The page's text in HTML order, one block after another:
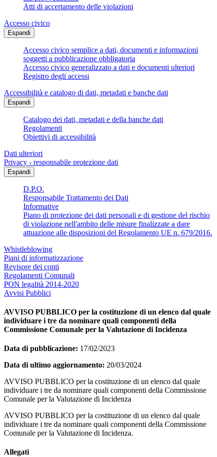
Atti di accertamento delle violazioni
Accesso civico
Espandi
Accesso civico semplice a dati, documenti e informazioni
soggetti a pubblicazione obbligatoria
Accesso civico generalizzato a dati e documenti ulteriori
Registro degli accessi
Accessibilità e catalogo di dati, metadati e banche dati
Espandi
Catalogo dei dati, metadati e della banche dati
Regolamenti
Obiettivi di accessibilità
Dati ulteriori
Privacy - responsabile protezione dati
Espandi
D.P.O.
Responsabile Trattamento dei Dati
Informative
Piano di protezione dei dati personali e di gestione del rischio
di violazione nell'ambito delle misure finalizzate a dare
attuazione alle disposizioni del Regolamento UE n. 679/2016.
Whistleblowing
Piani di informatizzazione
Revisore dei conti
Regolamenti Comunali
PON legalità 2014-2020
Avvisi Pubblici
AVVISO PUBBLICO per la costituzione di un elenco dal quale
individuare i tre da nominare quali componenti della
Commissione Comunale per la Valutazione di Incidenza
Data di pubblicazione: 17/02/2023
Data di ultimo aggiornamento: 20/03/2024
AVVISO PUBBLICO per la costituzione di un elenco dal quale
individuare i tre da nominare quali componenti della Commissione
Comunale per la Valutazione di Incidenza
AVVISO PUBBLICO per la costituzione di un elenco dal quale
individuare i tre da nominare quali componenti della Commissione
Comunale per la Valutazione di Incidenza.
Allegati